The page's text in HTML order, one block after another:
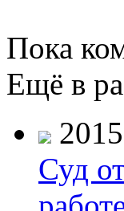
Пока
Ещё в
Суд